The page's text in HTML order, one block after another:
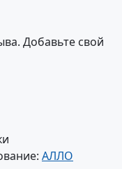
Добавьте свой
АЛЛО